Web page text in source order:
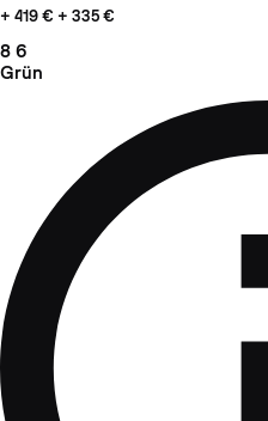
+ 419 € + 335 €
8 6
Grün